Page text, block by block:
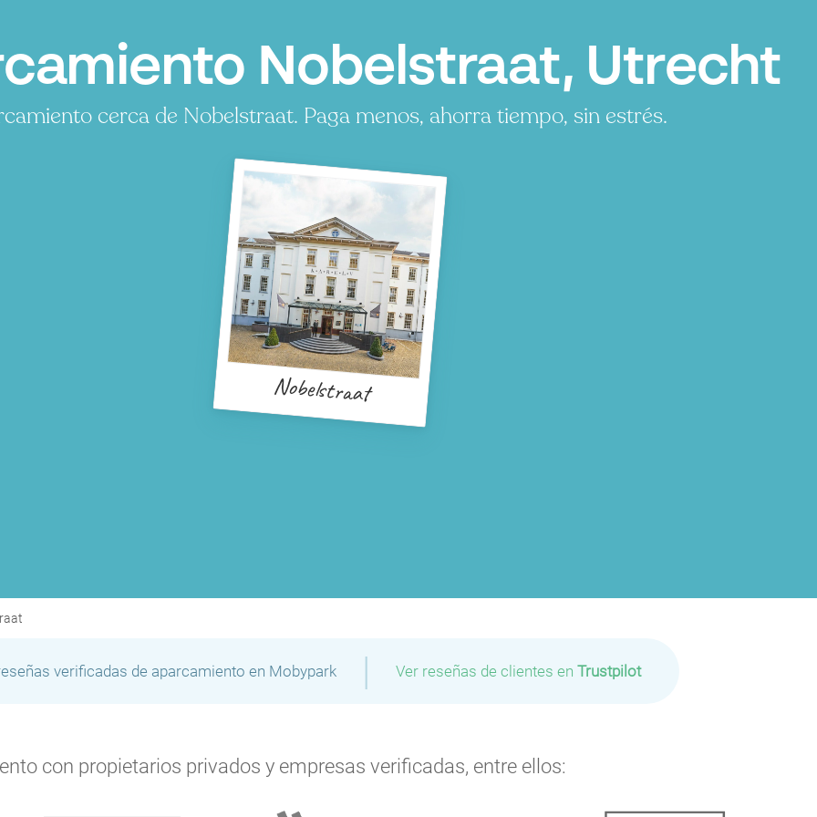
Nobelstraat, Utrecht
cerca de Nobelstraat. Paga menos, ahorra tiempo, sin estrés.
Nobelstraat
verificadas de aparcamiento en Mobypark | Ver reseñas de clientes en Trustpilot
con propietarios privados y empresas verificadas, entre ellos: